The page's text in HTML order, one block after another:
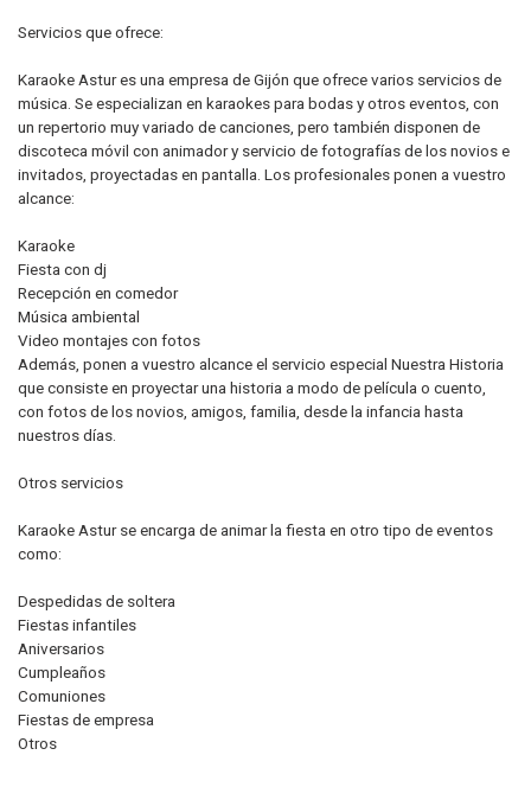
Servicios que ofrece:
Karaoke Astur es una empresa de Gijón que ofrece varios servicios de
música. Se especializan en karaokes para bodas y otros eventos, con
un repertorio muy variado de canciones, pero también disponen de
discoteca móvil con animador y servicio de fotografías de los novios e
invitados, proyectadas en pantalla. Los profesionales ponen a vuestro
alcance:
Karaoke
Fiesta con dj
Recepción en comedor
Música ambiental
Video montajes con fotos
Además, ponen a vuestro alcance el servicio especial Nuestra Historia
que consiste en proyectar una historia a modo de película o cuento,
con fotos de los novios, amigos, familia, desde la infancia hasta
nuestros días.
Otros servicios
Karaoke Astur se encarga de animar la fiesta en otro tipo de eventos
como:
Despedidas de soltera
Fiestas infantiles
Aniversarios
Cumpleaños
Comuniones
Fiestas de empresa
Otros